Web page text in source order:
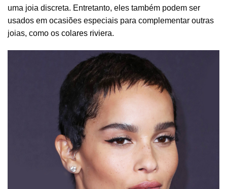
uma joia discreta. Entretanto, eles também podem ser
usados em ocasiões especiais para complementar outras
joias, como os colares riviera.